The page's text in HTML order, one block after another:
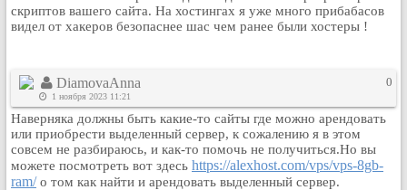
скриптов вашего сайта. На хостингах я уже много прибабасов
видел от хакеров безопаснее шас чем ранее были хостеры !
DiamovaAnna
1 ноября 2023 11:21
0
Наверняка должны быть какие-то сайты где можно арендовать
или приобрести выделенный сервер, к сожалению я в этом
совсем не разбираюсь, и как-то помочь не получиться.Но вы
можете посмотреть вот здесь https://alexhost.com/vps/vps-8gb-
ram/о том как найти и арендовать выделенный сервер.